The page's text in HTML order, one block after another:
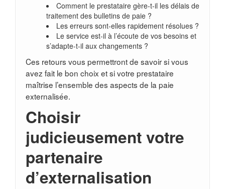
Comment le prestataire gère-t-il les délais de
traitement des bulletins de paie ?
Les erreurs sont-elles rapidement résolues ?
Le service est-il à l’écoute de vos besoins et
s’adapte-t-il aux changements ?
Ces retours vous permettront de savoir si vous
avez fait le bon choix et si votre prestataire
maîtrise l’ensemble des aspects de la paie
externalisée.
Choisir
judicieusement votre
partenaire
d’externalisation